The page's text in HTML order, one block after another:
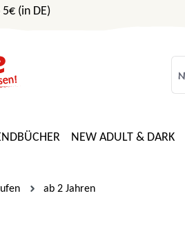
(in DE)
NEW ADULT & DARK
ab 2 Jahren